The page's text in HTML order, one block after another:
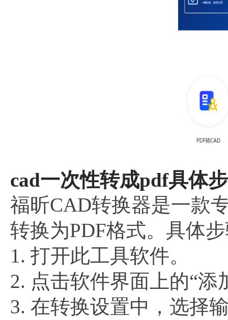
cad一次性转成pdf具体
福昕CAD转换器是一款
转换为PDF格式。具体
1. 打开此工具软件。
2. 点击软件界面上的“
3. 在转换设置中，选择